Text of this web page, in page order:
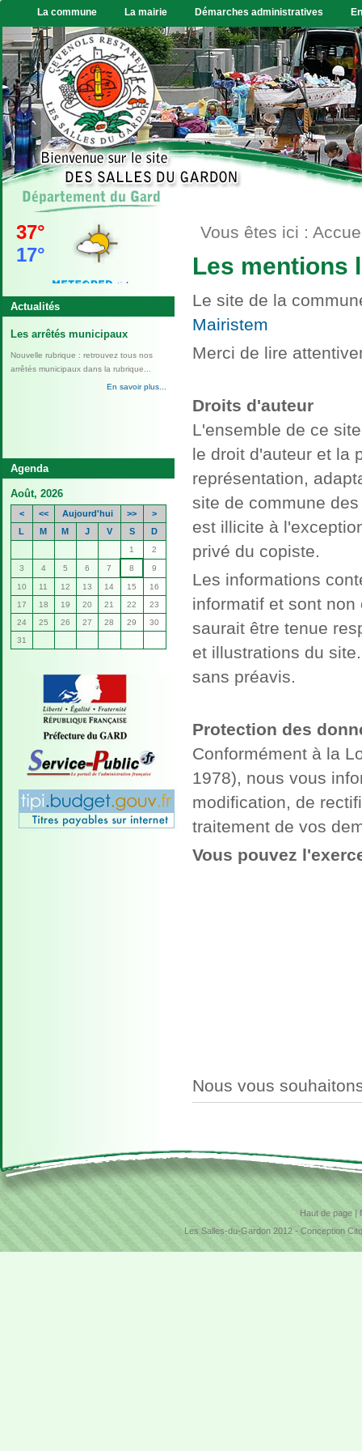
La commune La mairie Démarches administratives
Vous êtes ici :
Les mentions
Le site de la
Mairistem
Merci de lire
Droits d'auteur
L'ensemble de ce
le droit d'auteur et la
représentation,
site de commune
est illicite à
privé du copiste.
Les informations
informatif et sont
saurait être tenue
et illustrations du
sans préavis.
Protection des
Conformément à la
1978), nous vous
modification, de
traitement de vos
Vous pouvez
Nous vous
Actualités
VIDE GRENIER
sans incription aura lieu le
7 juin. Exposant :...
Les arrêtés municipaux
Nouvelle rubrique : retrouvez tous nos
arrêtés municipaux dans la rubrique...
En savoir plus...
Permanences du Maire
(sans rendez-vous)
Mr Rémy Clémencier,...
En savoir plus...
Le nouveau Conseil Municipal
La nouvelle équipe
En savoir plus...
VIDE GRENIER
Le vide grenier, gratuit,
7 juin. Exposant :...
En savoir plus...
Agenda
Août, 2026
< << Aujourd'hui >>
>
L
M M J V S D
1 2
3 4 5 6 7 8 9
10 11 12 13 14 15
16
17
18 19 20 21 22
23
24
25 26 27 28 29
30
31
Haut de page |
Les Salles-du-Gardon 2012 -Conception